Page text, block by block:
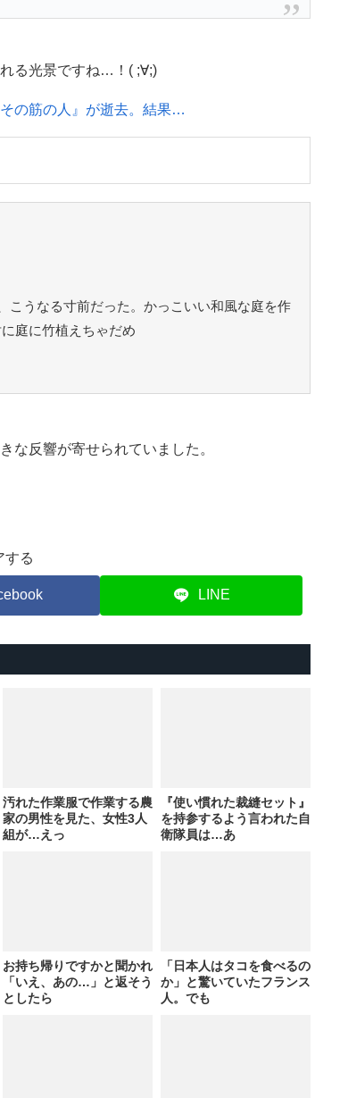
る光景ですね…！( ;∀;)
の筋の人』が逝去。結果…
こうなる寸前だった。かっこいい和風な庭を作
庭に竹植えちゃだめ
な反響が寄せられていました。
する
LINE
汚れた作業服で作業する農
家の男性を見た、女性3人
組が…えっ
『使い慣れた裁縫セット』
を持参するよう言われた自
衛隊員は…あ
お持ち帰りですかと聞かれ
「いえ、あの…」と返そう
としたら
「日本人はタコを食べるの
か」と驚いていたフランス
人。でも